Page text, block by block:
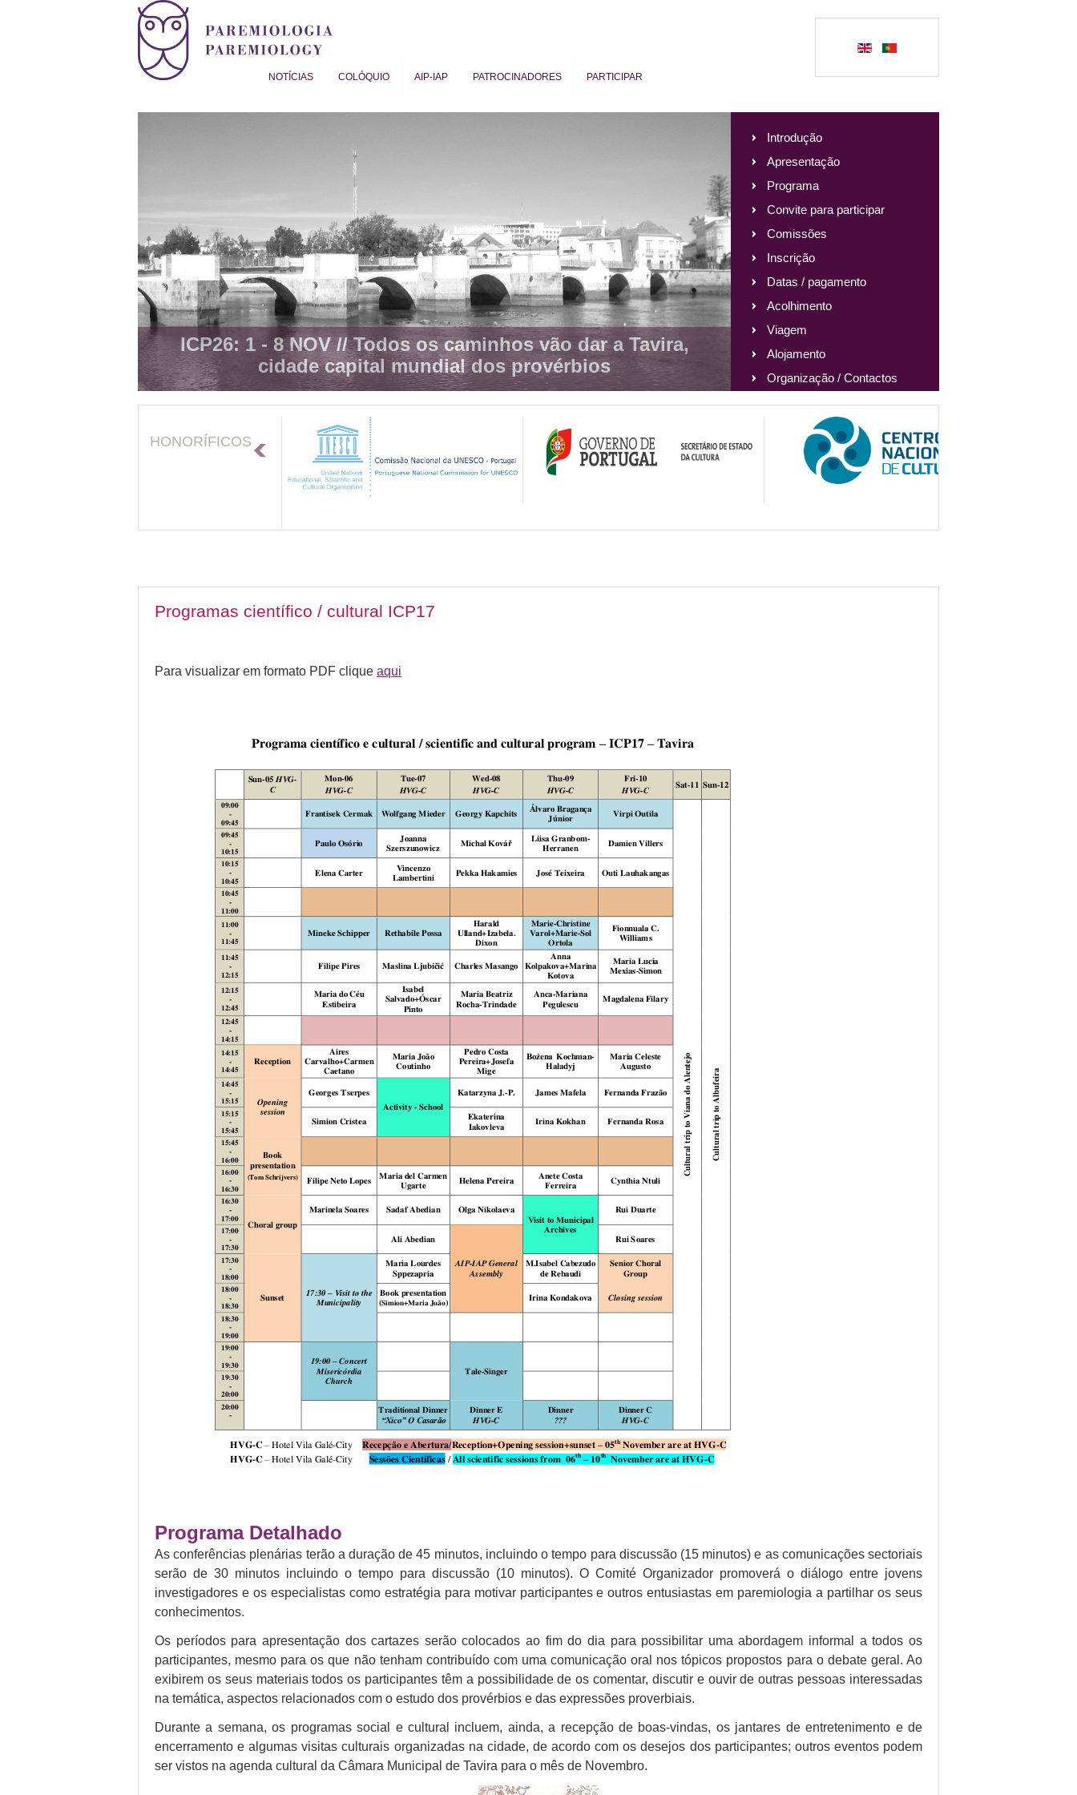
NOTÍCIAS COLÓQUIO AIP-IAP PATROCINADORES PARTICIPAR
ICP26: 1 - 8 NOV //Todos os caminhos vão dar a Tavira,
cidade capital mundial dos provérbios
Introdução
Apresentação
Programa
Convite para participar
Comissões
Inscrição
Datas / pagamento
Acolhimento
Viagem
Alojamento
Organização / Contactos
HONORÍFICOS
Programas científico / cultural ICP17
Para visualizar em formato PDF clique aqui
Programa Detalhado
As conferências plenárias terão a duração de 45 minutos, incluindo o tempo para discussão (15 minutos) e as comunicações sectoriais
serão de 30 minutos incluindo o tempo para discussão (10 minutos). O Comité Organizador promoverá o diálogo entre jovens
investigadores e os especialistas como estratégia para motivar participantes e outros entusiastas em paremiologia a partilhar os seus
conhecimentos.
Os períodos para apresentação dos cartazes serão colocados ao fim do dia para possibilitar uma abordagem informal a todos os
participantes, mesmo para os que não tenham contribuído com uma comunicação oral nos tópicos propostos para o debate geral. Ao
exibirem os seus materiais todos os participantes têm a possibilidade de os comentar, discutir e ouvir de outras pessoas interessadas
na temática, aspectos relacionados com o estudo dos provérbios e das expressões proverbiais.
Durante a semana, os programas social e cultural incluem, ainda, a recepção de boas-vindas, os jantares de entretenimento e de
encerramento e algumas visitas culturais organizadas na cidade, de acordo com os desejos dos participantes; outros eventos podem
ser vistos na agenda cultural da Câmara Municipal de Tavira para o mês de Novembro.